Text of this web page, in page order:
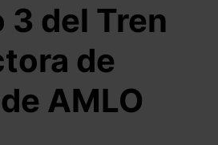
del Tren
de
AMLO